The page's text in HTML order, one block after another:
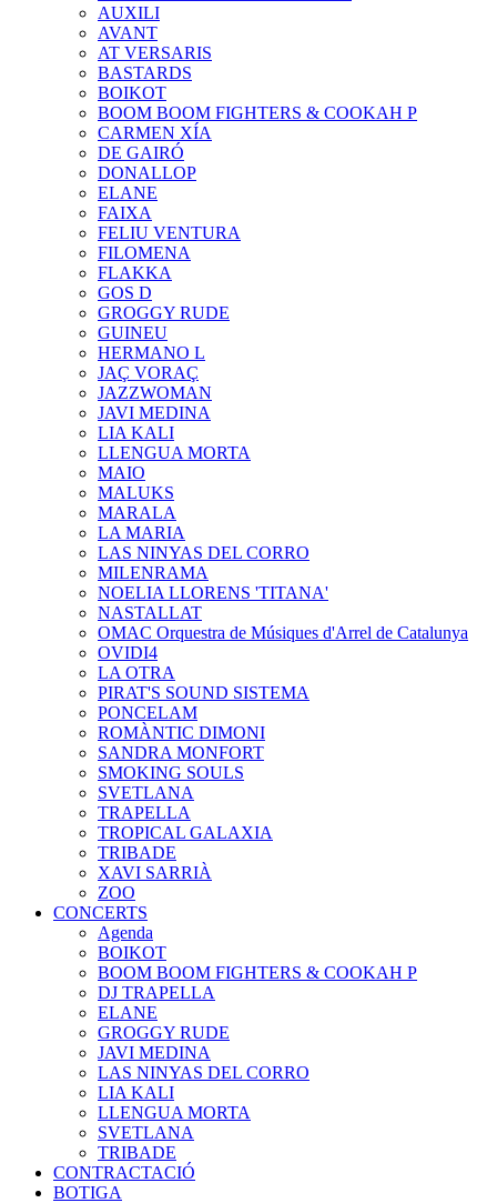
AUXILI
AVANT
AT VERSARIS
BASTARDS
BOIKOT
BOOM BOOM FIGHTERS & COOKAH P
CARMEN XÍA
DE GAIRÓ
DONALLOP
ELANE
FAIXA
FELIU VENTURA
FILOMENA
FLAKKA
GOS D
GROGGY RUDE
GUINEU
HERMANO L
JAÇ VORAÇ
JAZZWOMAN
JAVI MEDINA
LIA KALI
LLENGUA MORTA
MAIO
MALUKS
MARALA
LA MARIA
LAS NINYAS DEL CORRO
MILENRAMA
NOELIA LLORENS 'TITANA'
NASTALLAT
OMAC Orquestra de Músiques d'Arrel de Catalunya
OVIDI4
LA OTRA
PIRAT'S SOUND SISTEMA
PONCELAM
ROMÀNTIC DIMONI
SANDRA MONFORT
SMOKING SOULS
SVETLANA
TRAPELLA
TROPICAL GALAXIA
TRIBADE
XAVI SARRIÀ
ZOO
CONCERTS
Agenda
BOIKOT
BOOM BOOM FIGHTERS & COOKAH P
DJ TRAPELLA
ELANE
GROGGY RUDE
JAVI MEDINA
LAS NINYAS DEL CORRO
LIA KALI
LLENGUA MORTA
SVETLANA
TRIBADE
CONTRACTACIÓ
BOTIGA